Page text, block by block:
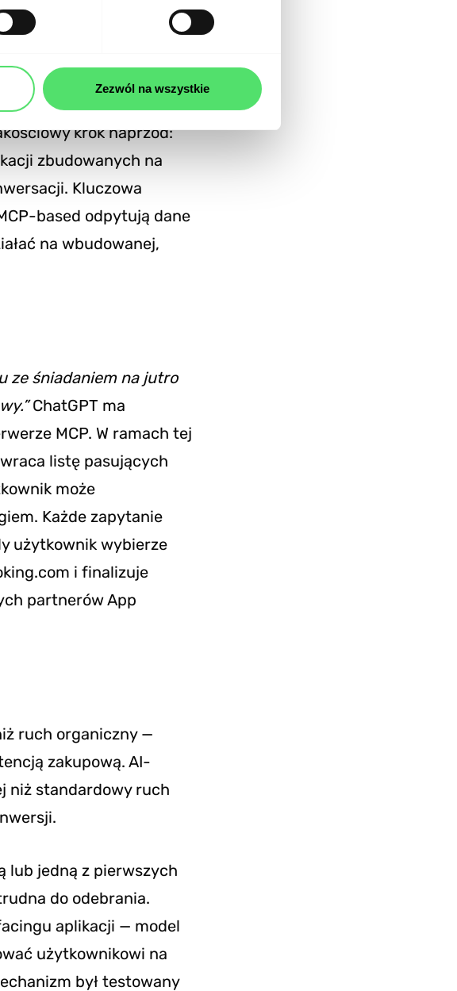
Zezwól na wszystkie
i ekspozycji
roku — najpierw jako
Store (od stycznia
krok naprzód:
zbudowanych na
Kluczowa
based odpytują dane
na wbudowanej,
ze śniadaniem na jutro
ChatGPT ma
MCP. W ramach tej
listę pasujących
może
Każde zapytanie
użytkownik wybierze
i finalizuje
partnerów App
ruch organiczny —
zakupową. AI-
niż standardowy ruch
lub jedną z pierwszych
do odebrania.
aplikacji — model
użytkownikowi na
był testowany